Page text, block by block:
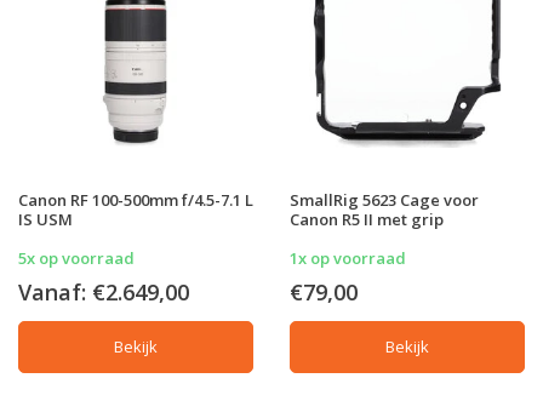
Canon RF 100-500mm f/4.5-7.1 L
IS USM
5x op voorraad
Vanaf: €2.649,00
Bekijk
SmallRig 5623 Cage voor
Canon R5 II met grip
1x op voorraad
€79,00
Bekijk